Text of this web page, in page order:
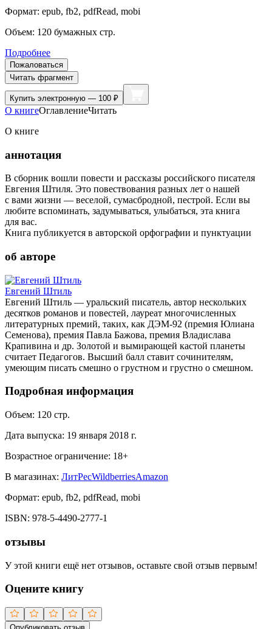
Формат: epub, fb2, pdfRead, mobi
Объем: 120 бумажных стр.
Подробнее
Пожаловаться
Читать фрагмент
Купить электронную — 100 ₽
О книгеОглавлениеЧитать
О книге
аннотация
В сборник вошли повести и рассказы российского писателя
Евгения Штиля. Это повествования разных лет о нашей
с вами жизни — веселой, сумасбродной, пестрой. Если вы
любите вспоминать, задумываться, улыбаться, эта книга
для вас.
Книга публикуется в авторской орфографии и пунктуации
об авторе
Евгений Штиль
Евгений Штиль — уральский писатель, автор нескольких
десятков романов и повестей, лауреат многочисленных
литературных премий, таких, как ДЭМ-92 (премия Юлиана
Семенова), премия Павла Бажова, премия Владислава
Крапивина и др. Золотой и вымирающей кастой планеты
считает Педагогов. Высший балл ставит сочинителям,
умеющим писать смешно о грустном и грустно о смешном.
Подробная информация
Объем: 120 стр.
Дата выпуска: 19 января 2018 г.
Возрастное ограничение: 18+
В магазинах: ЛитРесWildberriesAmazon
Формат: epub, fb2, pdfRead, mobi
ISBN: 978-5-4490-2777-1
отзывы
У этой книги ещё нет отзывов, оставьте свой отзыв первым!
Оцените книгу